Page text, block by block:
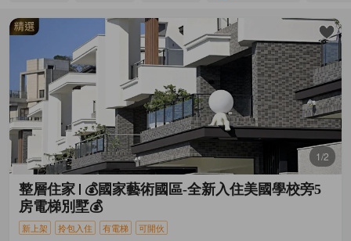
1/2
整層住家
💰國家藝術國區-全新入住美國學校旁5
房電梯別墅💰
新上架 拎包入住 有電梯 可開伙